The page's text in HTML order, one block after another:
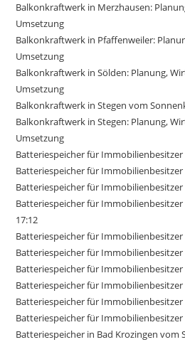
Balkonkraftwerk in Merzhausen:
Umsetzung
Balkonkraftwerk in Pfaffenweiler:
Umsetzung
Balkonkraftwerk in Sölden: Planung,
Umsetzung
Balkonkraftwerk in Stegen vom
Balkonkraftwerk in Stegen: Planung,
Umsetzung
Batteriespeicher für Immobilienbesitzer
Batteriespeicher für Immobilienbesitzer
Batteriespeicher für
Batteriespeicher für Immobilienbesitzer
17:12
Batteriespeicher für
Batteriespeicher für
Batteriespeicher für
Batteriespeicher für Immobilienbesitzer
Batteriespeicher für Immobilienbesitzer
Batteriespeicher für Immobilienbesitzer
Batteriespeicher in Bad Krozingen vom